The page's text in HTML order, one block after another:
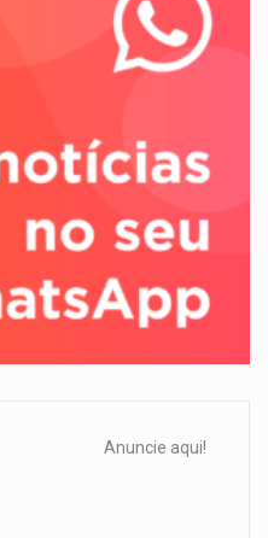
Anuncie aqui!